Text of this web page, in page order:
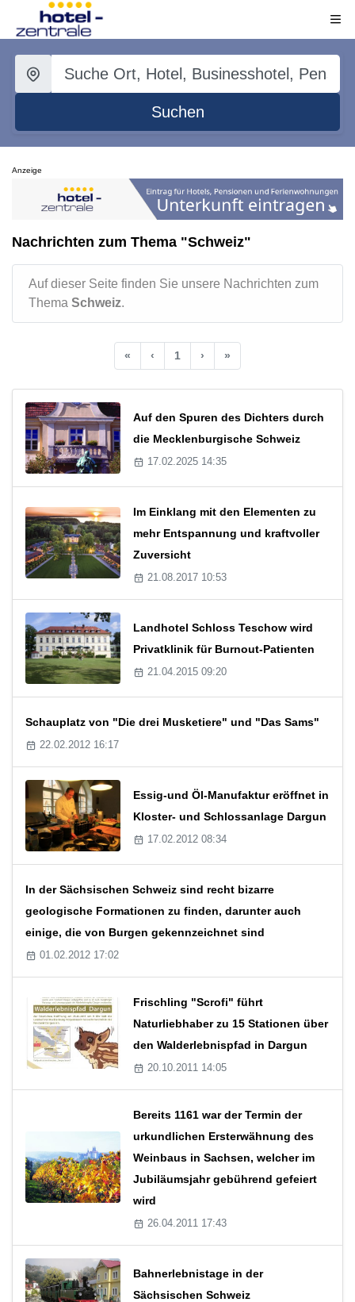
Suchen
Anzeige
Nachrichten zum Thema "Schweiz"
Auf dieser Seite finden Sie unsere Nachrichten zum
Thema Schweiz.
« ‹ 1 › »
Auf den Spuren des Dichters durch
die Mecklenburgische Schweiz
17.02.2025 14:35
Im Einklang mit den Elementen zu
mehr Entspannung und kraftvoller
Zuversicht
21.08.2017 10:53
Landhotel Schloss Teschow wird
Privatklinik für Burnout-Patienten
21.04.2015 09:20
Schauplatz von "Die drei Musketiere" und "Das Sams"
22.02.2012 16:17
Essig-und Öl-Manufaktur eröffnet in
Kloster- und Schlossanlage Dargun
17.02.2012 08:34
In der Sächsischen Schweiz sind recht bizarre
geologische Formationen zu finden, darunter auch
einige, die von Burgen gekennzeichnet sind
01.02.2012 17:02
Frischling "Scrofi" führt
Naturliebhaber zu 15 Stationen über
den Walderlebnispfad in Dargun
20.10.2011 14:05
Bereits 1161 war der Termin der
urkundlichen Ersterwähnung des
Weinbaus in Sachsen, welcher im
Jubiläumsjahr gebührend gefeiert
wird
26.04.2011 17:43
Bahnerlebnistage in der
Sächsischen Schweiz